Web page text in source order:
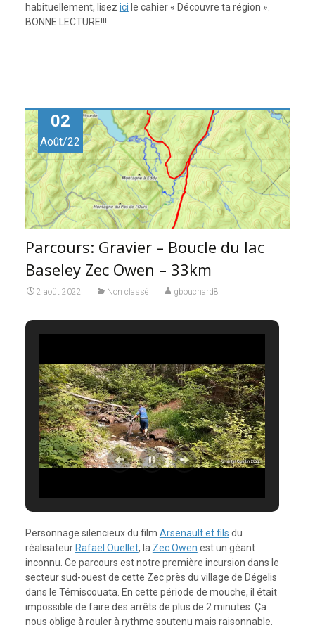
habituellement, lisez ici le cahier « Découvre ta région ».
BONNE LECTURE!!!
02
Août/22
Parcours: Gravier – Boucle du lac
Baseley Zec Owen – 33km
2 août 2022 Non classé gbouchard8
Personnage silencieux du film Arsenault et fils du
réalisateur Rafaël Ouellet, la Zec Owen est un géant
inconnu. Ce parcours est notre première incursion dans le
secteur sud-ouest de cette Zec près du village de Dégelis
dans le Témiscouata. En cette période de mouche, il était
impossible de faire des arrêts de plus de 2 minutes. Ça
nous oblige à rouler à rythme soutenu mais raisonnable.